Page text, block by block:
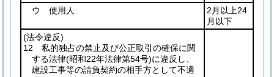
ウ 使用人
2月以上24
月以下
(法令違反)
12 私的独占の禁止及び公正取引の確保に関
する法律(昭和22年法律第54号)に違反し、
建設工事等の請負契約の相手方として不適